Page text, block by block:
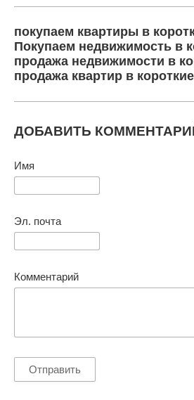
покупаем квартиры в
Покупаем недвижимость в
продажа недвижимости в
продажа квартир в
ДОБАВИТЬ
Имя
Эл. почта
Комментарий